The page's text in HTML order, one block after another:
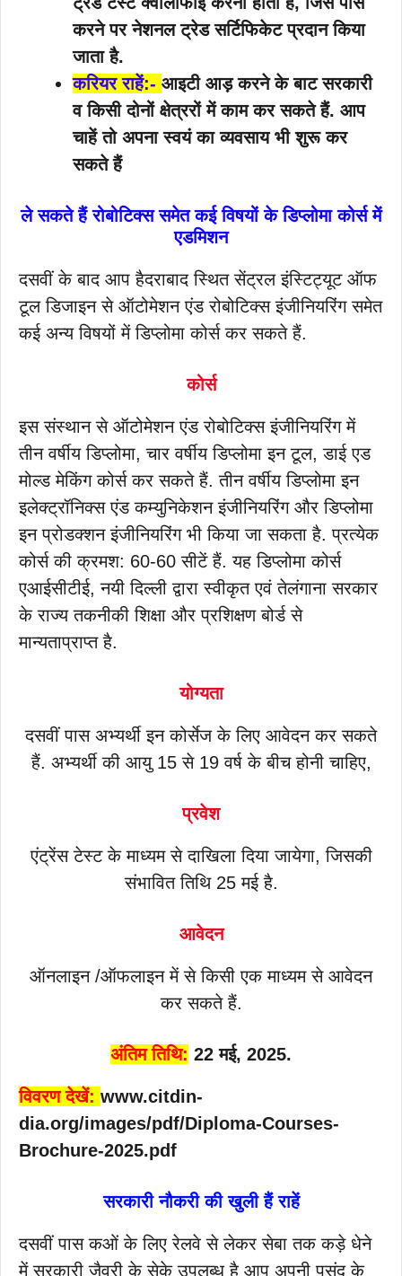
करने पर नेशनल ट्रेड सर्टिफिकेट प्रदान किया
जाता है.
करियर राहें:- आइटी आड़ करने के बाट सरकारी
व किसी दोनों क्षेत्ररों में काम कर सकते हैं. आप
चाहें तो अपना स्वयं का व्यवसाय भी शुरू कर
सकते हैं
ले सकते हैं रोबोटिक्स समेत कई विषयों के डिप्लोमा कोर्स में
एडमिशन
दसवीं के बाद आप हैदराबाद स्थित सेंट्रल इंस्टिट्यूट ऑफ
टूल डिजाइन से ऑटोमेशन एंड रोबोटिक्स इंजीनियरिंग समेत
कई अन्य विषयों में डिप्लोमा कोर्स कर सकते हैं.
कोर्स
इस संस्थान से ऑटोमेशन एंड रोबोटिक्स इंजीनियरिंग में
तीन वर्षीय डिप्लोमा, चार वर्षीय डिप्लोमा इन टूल, डाई एड
मोल्ड मेकिंग कोर्स कर सकते हैं. तीन वर्षीय डिप्लोमा इन
इलेक्ट्रॉनिक्स एंड कम्युनिकेशन इंजीनियरिंग और डिप्लोमा
इन प्रोडक्शन इंजीनियरिंग भी किया जा सकता है. प्रत्येक
कोर्स की क्रमश: 60-60 सीटें हैं. यह डिप्लोमा कोर्स
एआईसीटीई, नयी दिल्ली द्वारा स्वीकृत एवं तेलंगाना सरकार
के राज्य तकनीकी शिक्षा और प्रशिक्षण बोर्ड से
मान्यताप्राप्त है.
योग्यता
दसवीं पास अभ्यर्थी इन कोर्सेज के लिए आवेदन कर सकते
हैं. अभ्यर्थी की आयु 15 से 19 वर्ष के बीच होनी चाहिए,
प्रवेश
एंट्रेंस टेस्ट के माध्यम से दाखिला दिया जायेगा, जिसकी
संभावित तिथि 25 मई है.
आवेदन
ऑनलाइन /ऑफलाइन में से किसी एक माध्यम से आवेदन
कर सकते हैं.
अंतिम तिथि: 22 मई, 2025.
विवरण देखें: www.citdin-
dia.org/images/pdf/Diploma-Courses-
Brochure-2025.pdf
सरकारी नौकरी की खुली हैं राहें
दसवीं पास कओं के लिए रेलवे से लेकर सेबा तक कड़े धेने
में सरकारी जैवरी के सेके उपलब्ध है आप अपनी पसंद के